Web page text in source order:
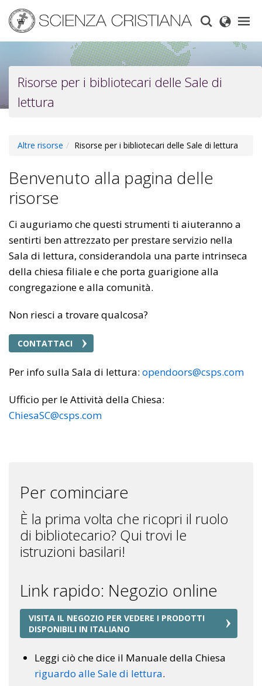
main
content
Risorse per i bibliotecari delle Sale di
lettura
Altre risorse Risorse per i bibliotecari delle Sale di lettura
Benvenuto alla pagina delle
risorse
Ci auguriamo che questi strumenti ti aiuteranno a
sentirti ben attrezzato per prestare servizio nella
Sala di lettura, considerandola una parte intrinseca
della chiesa filiale e che porta guarigione alla
congregazione e alla comunità.
Non riesci a trovare qualcosa?
CONTATTACI
Per info sulla Sala di lettura: opendoors@csps.com
Ufficio per le Attività della Chiesa:
ChiesaSC@csps.com
Per cominciare
È la prima volta che ricopri il ruolo
di bibliotecario? Qui trovi le
istruzioni basilari!
Link rapido: Negozio online
VISITA IL NEGOZIO PER VEDERE I PRODOTTI
DISPONIBILI IN ITALIANO
Leggi ciò che dice il Manuale della Chiesa
riguardo alle Sale di lettura.